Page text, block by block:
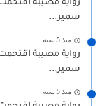
سمير...
منذ 5 سنة
سمير...
منذ 5 سنة